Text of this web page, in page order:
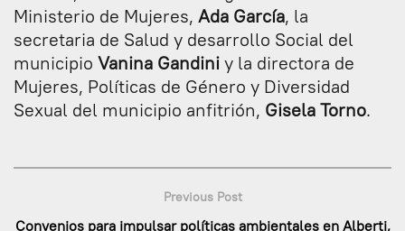
Ministerio de Mujeres, Ada García, la
secretaria de Salud y desarrollo Social del
municipio Vanina Gandini y la directora de
Mujeres, Políticas de Género y Diversidad
Sexual del municipio anfitrión, Gisela Torno.
Previous Post
Convenios para impulsar políticas ambientales en Alberti,